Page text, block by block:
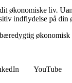
økonomiske liv.
indflydelse på din
YouTube